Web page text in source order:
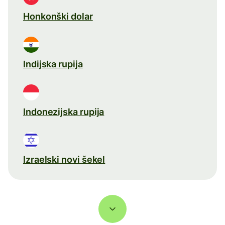
Honkonški dolar
Indijska rupija
Indonezijska rupija
Izraelski novi šekel